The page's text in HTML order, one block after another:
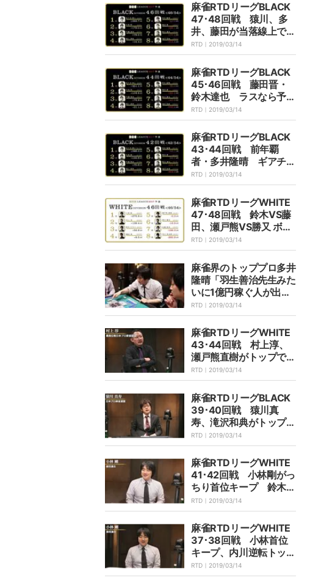
麻雀RTDリーグBLACK
47･48回戦 猿川、多
井、藤田が当落線上で直
接対決 7月13日に放送
RTD｜ 2019/03/14
麻雀RTDリーグBLACK
45･46回戦 藤田晋・
鈴木達也 ラスなら予選
敗退危機 7月10日に放
送
RTD｜ 2019/03/14
麻雀RTDリーグBLACK
43･44回戦 前年覇
者・多井隆晴 ギアチェ
ンジ宣言 7月6日に放
送
RTD｜ 2019/03/14
麻雀RTDリーグWHITE
47･48回戦 鈴木VS藤
田、瀬戸熊VS勝又 ボー
ダー直接対決 7月3日
に放送
RTD｜ 2019/03/14
麻雀界のトッププロ多井
隆晴「羽生善治先生みた
いに1億円稼ぐ人が出て
きてほしい」
RTD｜ 2019/03/14
麻雀RTDリーグWHITE
43･44回戦 村上淳、
瀬戸熊直樹がトップで準
決勝圏内へ
RTD｜ 2019/03/14
麻雀RTDリーグBLACK
39･40回戦 猿川真
寿、滝沢和典がトップ
準決勝争いさらに混戦
RTD｜ 2019/03/14
麻雀RTDリーグWHITE
41･42回戦 小林剛がっ
ちり首位キープ 鈴木た
ろうが2位に浮上
RTD｜ 2019/03/14
麻雀RTDリーグWHITE
37･38回戦 小林首位
キープ、内川逆転トップ
で準決勝進出へ望み
RTD｜ 2019/03/14